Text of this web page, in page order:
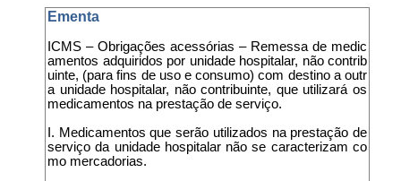
Ementa
ICMS – Obrigações acessórias – Remessa de medic
amentos adquiridos por unidade hospitalar, não contrib
uinte, (para fins de uso e consumo) com destino a outr
a unidade hospitalar, não contribuinte, que utilizará os
medicamentos na prestação de serviço.
I. Medicamentos que serão utilizados na prestação de
serviço da unidade hospitalar não se caracterizam co
mo mercadorias.